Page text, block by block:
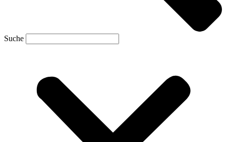
Suche